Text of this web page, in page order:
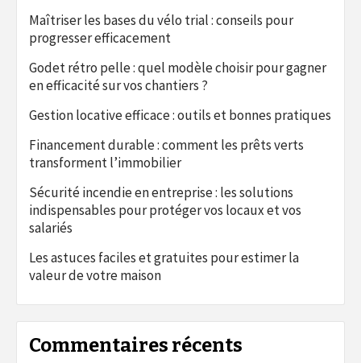
Maîtriser les bases du vélo trial : conseils pour
progresser efficacement
Godet rétro pelle : quel modèle choisir pour gagner
en efficacité sur vos chantiers ?
Gestion locative efficace : outils et bonnes pratiques
Financement durable : comment les prêts verts
transforment l’immobilier
Sécurité incendie en entreprise : les solutions
indispensables pour protéger vos locaux et vos
salariés
Les astuces faciles et gratuites pour estimer la
valeur de votre maison
Commentaires récents